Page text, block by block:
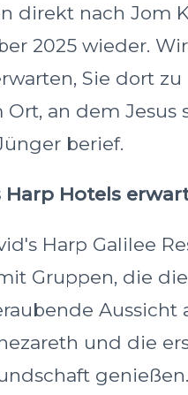
direkt nach Jom
2025 wieder.
Sie dort
Ort, an dem Jesus
berief.
Harp Hotels
Harp Galilee
Gruppen, die die
Aussicht
und die